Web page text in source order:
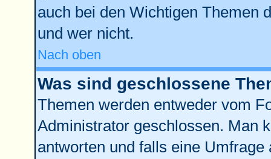
auch bei den Wichtigen Themen
und wer nicht.
Nach oben
Was sind geschlossene
Themen werden entweder vom
Administrator geschlossen. Man
antworten und falls eine